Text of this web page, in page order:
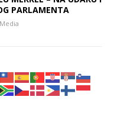
PARLAMENTA